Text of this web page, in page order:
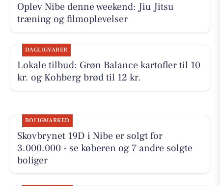
Oplev Nibe denne weekend: Jiu Jitsu
træning og filmoplevelser
DAGLIGVARER
Lokale tilbud: Grøn Balance kartofler til 10
kr. og Kohberg brød til 12 kr.
BOLIGMARKED
Skovbrynet 19D i Nibe er solgt for
3.000.000 - se køberen og 7 andre solgte
boliger